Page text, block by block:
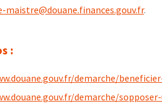
maistre@douane.finances.gouv.fr.
:
demarche/
demarche/